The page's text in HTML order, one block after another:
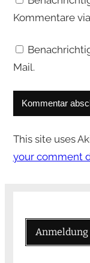
Kommentare
Mail.
This site uses
your comment
Anmeldung